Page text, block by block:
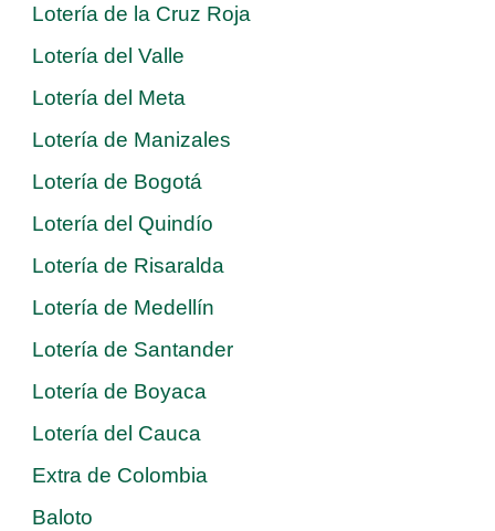
Lotería de la Cruz Roja
Lotería del Valle
Lotería del Meta
Lotería de Manizales
Lotería de Bogotá
Lotería del Quindío
Lotería de Risaralda
Lotería de Medellín
Lotería de Santander
Lotería de Boyaca
Lotería del Cauca
Extra de Colombia
Baloto